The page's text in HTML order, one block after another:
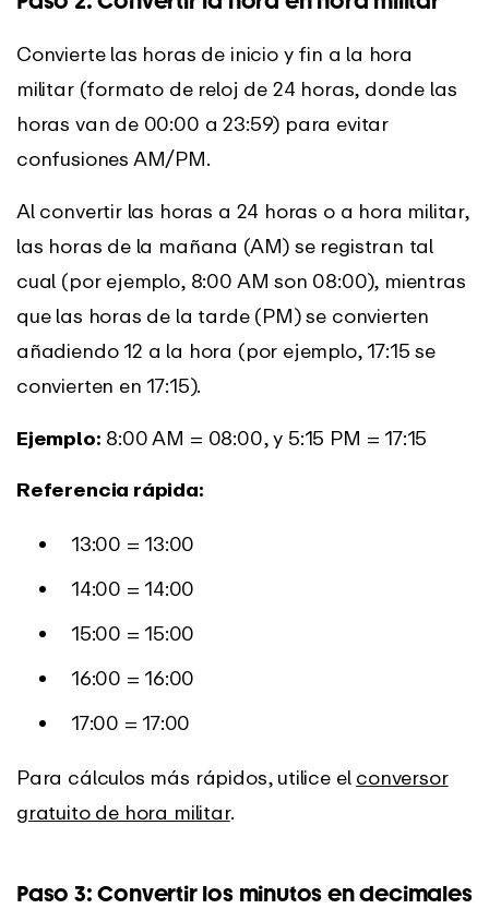
Convierte las horas de inicio y fin a la hora
militar (formato de reloj de 24 horas, donde las
horas van de 00:00 a 23:59) para evitar
confusiones AM/PM.
Al convertir las horas a 24 horas o a hora militar,
las horas de la mañana (AM) se registran tal
cual (por ejemplo, 8:00 AM son 08:00), mientras
que las horas de la tarde (PM) se convierten
añadiendo 12 a la hora (por ejemplo, 17:15 se
convierten en 17:15).
Ejemplo: 8:00 AM = 08:00, y 5:15 PM = 17:15
Referencia rápida:
13:00 = 13:00
14:00 = 14:00
15:00 = 15:00
16:00 = 16:00
17:00 = 17:00
Para cálculos más rápidos, utilice el conversor
gratuito de hora militar.
Paso 3: Convertir los minutos en decimales